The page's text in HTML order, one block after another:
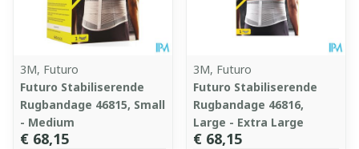
3M, Futuro
Futuro Stabiliserende
Rugbandage 46815, Small
- Medium
€ 68,15
3M, Futuro
Futuro Stabiliserende
Rugbandage 46816,
Large - Extra Large
€ 68,15